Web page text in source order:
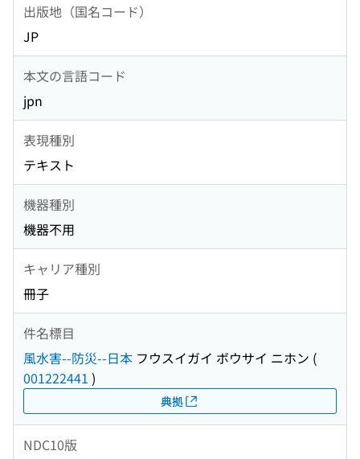
出版地（国名コード）
JP
本文の言語コード
jpn
表現種別
テキスト
機器種別
機器不用
キャリア種別
冊子
件名標目
風水害--防災--日本 フウスイガイ ボウサイ ニホン (
001222441 )
典拠
NDC10版